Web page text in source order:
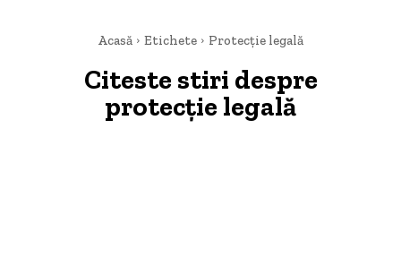
Acasă Etichete Protecție legală
Citeste stiri despre
protecție legală